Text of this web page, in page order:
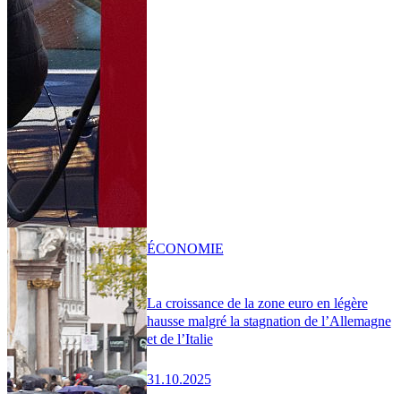
La croissance de la zone euro en légère
hausse malgré la stagnation de l’Allemagne
et de l’Italie
31.10.2025
ÉCONOMIE